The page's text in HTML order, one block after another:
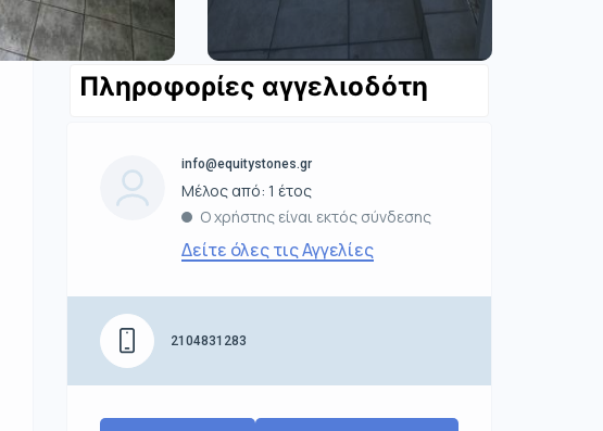
Πληροφορίες αγγελιοδότη
info@equitystones.gr
Μέλος από: 1 έτος
Ο χρήστης είναι εκτός σύνδεσης
Δείτε όλες τις Αγγελίες
2104831283